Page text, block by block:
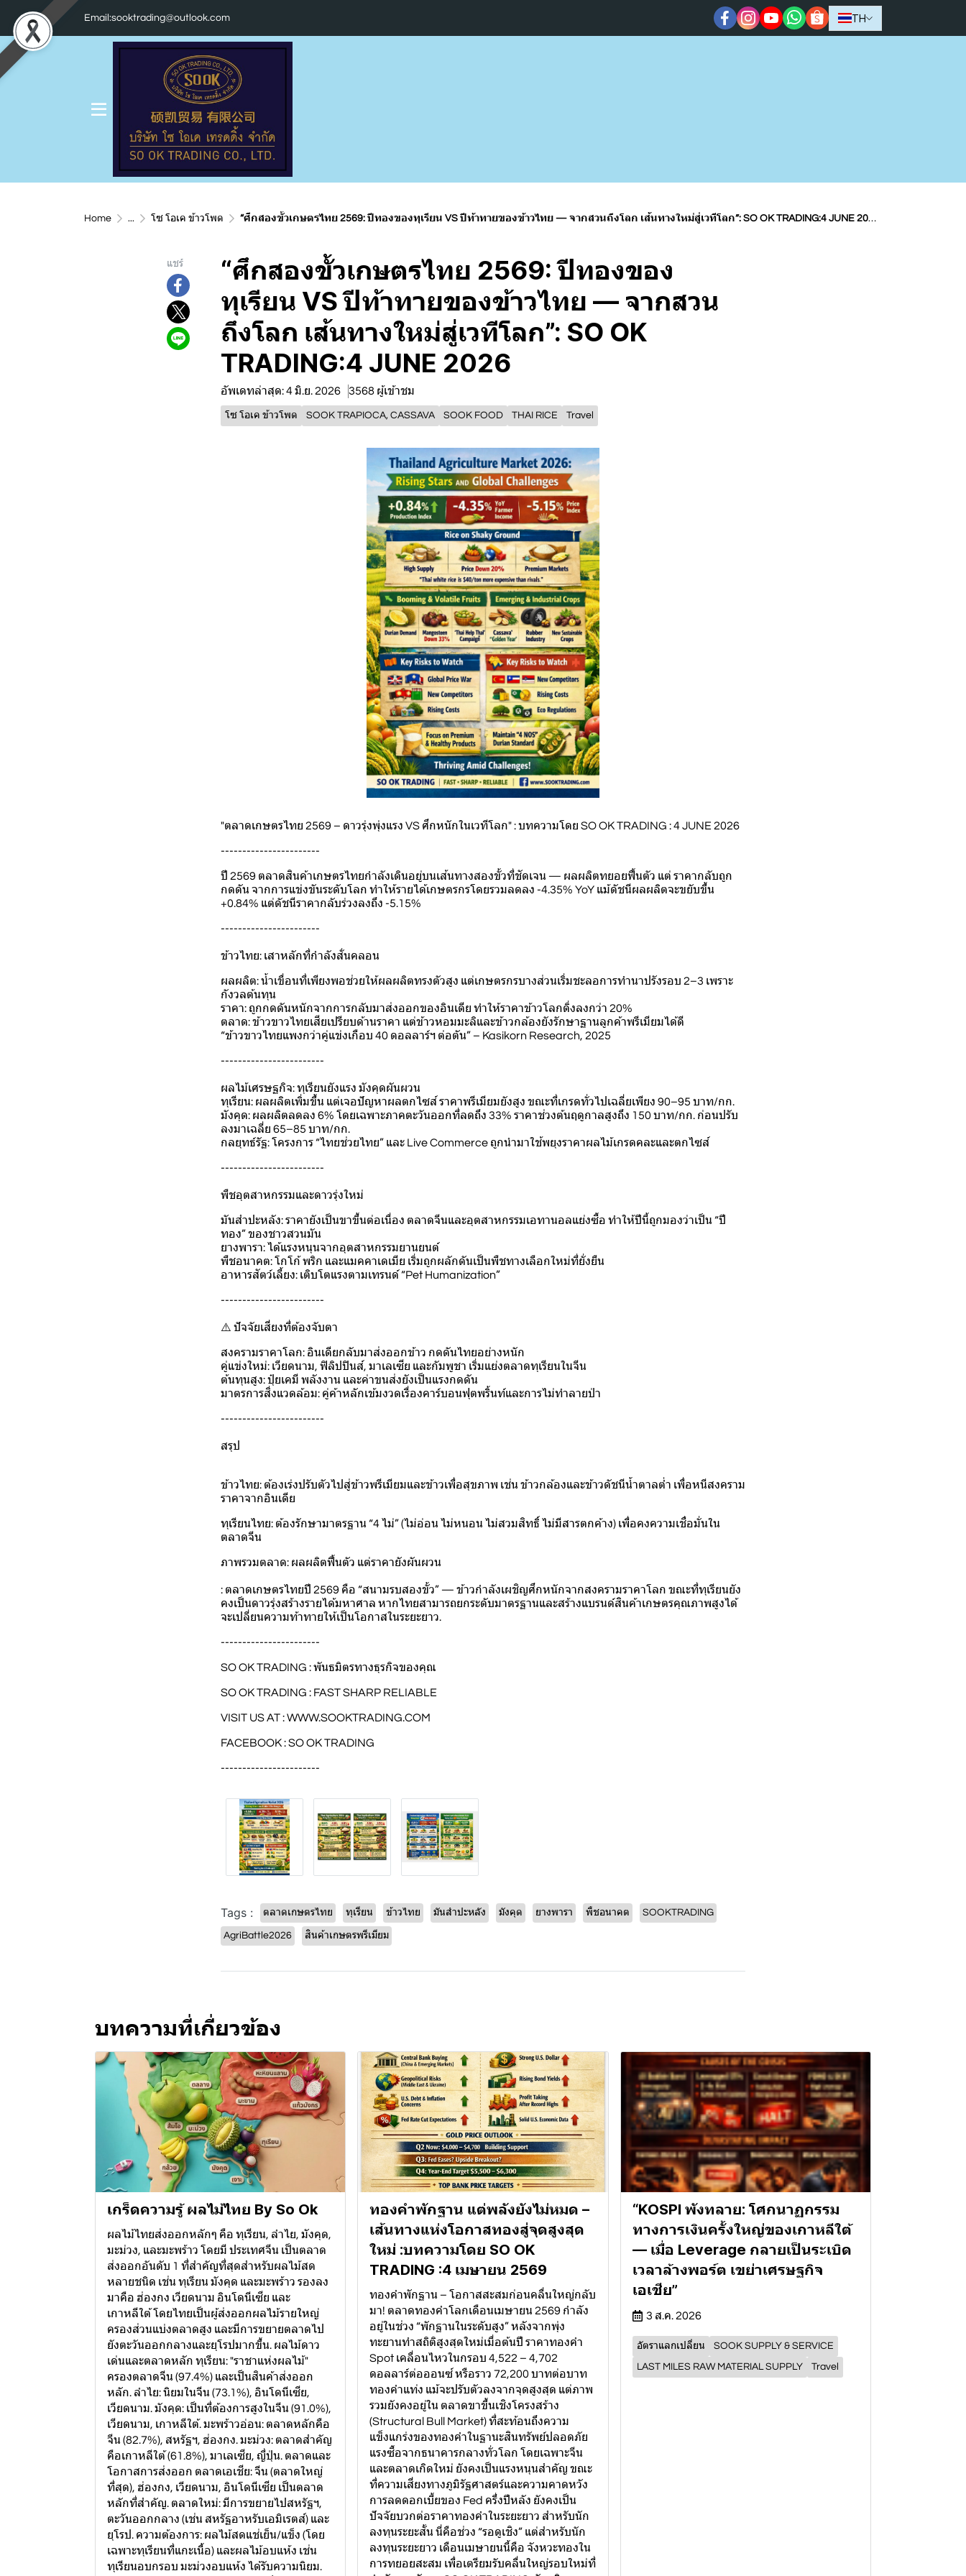
Email:sooktrading@outlook.com TH
Home ... โซ โอเค ข้าวโพด “ศึกสองขั้วเกษตรไทย 2569: ปีทองของทุเรียน VS ปีท้าทายของข้าวไทย — จากสวนถึงโลก เส้นทางใหม่สู่เวทีโลก”: SO OK TRADING:4 JUNE 2026
แชร์
“ศึกสองขั้วเกษตรไทย 2569: ปีทองของ
ทุเรียน VS ปีท้าทายของข้าวไทย — จากสวน
ถึงโลก เส้นทางใหม่สู่เวทีโลก”: SO OK
TRADING:4 JUNE 2026
อัพเดทล่าสุด: 4 มิ.ย. 2026 3568 ผู้เข้าชม
โซ โอเค ข้าวโพด SOOK TRAPIOCA, CASSAVA SOOK FOOD THAI RICE Travel
"ตลาดเกษตรไทย 2569 – ดาวรุ่งพุ่งแรง VS ศึกหนักในเวทีโลก" : บทความโดย SO OK TRADING : 4 JUNE 2026
-----------------------
ปี 2569 ตลาดสินค้าเกษตรไทยกำลังเดินอยู่บนเส้นทางสองขั้วที่ชัดเจน — ผลผลิตทยอยฟื้นตัว แต่ ราคากลับถูก
กดดัน จากการแข่งขันระดับโลก ทำให้รายได้เกษตรกรโดยรวมลดลง -4.35% YoY แม้ดัชนีผลผลิตจะขยับขึ้น
+0.84% แต่ดัชนีราคากลับร่วงลงถึง -5.15%
-----------------------
ข้าวไทย: เสาหลักที่กำลังสั่นคลอน
ผลผลิต: น้ำเขื่อนที่เพียงพอช่วยให้ผลผลิตทรงตัวสูง แต่เกษตรกรบางส่วนเริ่มชะลอการทำนาปรังรอบ 2–3 เพราะ
กังวลต้นทุน
ราคา: ถูกกดดันหนักจากการกลับมาส่งออกของอินเดีย ทำให้ราคาข้าวโลกดิ่งลงกว่า 20%
ตลาด: ข้าวขาวไทยเสียเปรียบด้านราคา แต่ข้าวหอมมะลิและข้าวกล้องยังรักษาฐานลูกค้าพรีเมียมได้ดี
“ข้าวขาวไทยแพงกว่าคู่แข่งเกือบ 40 ดอลลาร์ฯ ต่อตัน” – Kasikorn Research, 2025
------------------------
ผลไม้เศรษฐกิจ: ทุเรียนยังแรง มังคุดผันผวน
ทุเรียน: ผลผลิตเพิ่มขึ้น แต่เจอปัญหาผลตกไซส์ ราคาพรีเมียมยังสูง ขณะที่เกรดทั่วไปเฉลี่ยเพียง 90–95 บาท/กก.
มังคุด: ผลผลิตลดลง 6% โดยเฉพาะภาคตะวันออกที่ลดถึง 33% ราคาช่วงต้นฤดูกาลสูงถึง 150 บาท/กก. ก่อนปรับ
ลงมาเฉลี่ย 65–85 บาท/กก.
กลยุทธ์รัฐ: โครงการ “ไทยช่วยไทย” และ Live Commerce ถูกนำมาใช้พยุงราคาผลไม้เกรดคละและตกไซส์
------------------------
พืชอุตสาหกรรมและดาวรุ่งใหม่
มันสำปะหลัง: ราคายังเป็นขาขึ้นต่อเนื่อง ตลาดจีนและอุตสาหกรรมเอทานอลแย่งซื้อ ทำให้ปีนี้ถูกมองว่าเป็น “ปี
ทอง” ของชาวสวนมัน
ยางพารา: ได้แรงหนุนจากอุตสาหกรรมยานยนต์
พืชอนาคต: โกโก้ พริก และแมคคาเดเมีย เริ่มถูกผลักดันเป็นพืชทางเลือกใหม่ที่ยั่งยืน
อาหารสัตว์เลี้ยง: เติบโตแรงตามเทรนด์ “Pet Humanization”
------------------------
⚠️ ปัจจัยเสี่ยงที่ต้องจับตา
สงครามราคาโลก: อินเดียกลับมาส่งออกข้าว กดดันไทยอย่างหนัก
คู่แข่งใหม่: เวียดนาม, ฟิลิปปินส์, มาเลเซีย และกัมพูชา เริ่มแย่งตลาดทุเรียนในจีน
ต้นทุนสูง: ปุ๋ยเคมี พลังงาน และค่าขนส่งยังเป็นแรงกดดัน
มาตรการสิ่งแวดล้อม: คู่ค้าหลักเข้มงวดเรื่องคาร์บอนฟุตพริ้นท์และการไม่ทำลายป่า
------------------------
สรุป
ข้าวไทย: ต้องเร่งปรับตัวไปสู่ข้าวพรีเมียมและข้าวเพื่อสุขภาพ เช่น ข้าวกล้องและข้าวดัชนีน้ำตาลต่ำ เพื่อหนีสงคราม
ราคาจากอินเดีย
ทุเรียนไทย: ต้องรักษามาตรฐาน “4 ไม่” (ไม่อ่อน ไม่หนอน ไม่สวมสิทธิ์ ไม่มีสารตกค้าง) เพื่อคงความเชื่อมั่นใน
ตลาดจีน
ภาพรวมตลาด: ผลผลิตฟื้นตัว แต่ราคายังผันผวน
: ตลาดเกษตรไทยปี 2569 คือ “สนามรบสองขั้ว” — ข้าวกำลังเผชิญศึกหนักจากสงครามราคาโลก ขณะที่ทุเรียนยัง
คงเป็นดาวรุ่งสร้างรายได้มหาศาล หากไทยสามารถยกระดับมาตรฐานและสร้างแบรนด์สินค้าเกษตรคุณภาพสูงได้
จะเปลี่ยนความท้าทายให้เป็นโอกาสในระยะยาว.
-----------------------
SO OK TRADING : พันธมิตรทางธุรกิจของคุณ
SO OK TRADING : FAST SHARP RELIABLE
VISIT US AT :WWW.SOOKTRADING.COM
FACEBOOK : SO OK TRADING
-----------------------
Tags : ตลาดเกษตรไทย ทุเรียน ข้าวไทย มันสำปะหลัง มังคุด ยางพารา พืชอนาคต SOOKTRADING
AgriBattle2026 สินค้าเกษตรพรีเมียม
บทความที่เกี่ยวข้อง
เกร็ดความรู้ ผลไม้ไทย By So Ok
ผลไม้ไทยส่งออกหลักๆ คือ ทุเรียน, ลำไย, มังคุด,
มะม่วง, และมะพร้าว โดยมี ประเทศจีน เป็นตลาด
ส่งออกอันดับ 1 ที่สำคัญที่สุดสำหรับผลไม้สด
หลายชนิด เช่น ทุเรียน มังคุด และมะพร้าว รองลง
มาคือ ฮ่องกง เวียดนาม อินโดนีเซีย และ
เกาหลีใต้ โดยไทยเป็นผู้ส่งออกผลไม้รายใหญ่
ครองส่วนแบ่งตลาดสูง และมีการขยายตลาดไป
ยังตะวันออกกลางและยุโรปมากขึ้น. ผลไม้ดาว
เด่นและตลาดหลัก ทุเรียน: "ราชาแห่งผลไม้"
ครองตลาดจีน (97.4%) และเป็นสินค้าส่งออก
หลัก. ลำไย: นิยมในจีน (73.1%), อินโดนีเซีย,
เวียดนาม. มังคุด: เป็นที่ต้องการสูงในจีน (91.0%),
เวียดนาม, เกาหลีใต้. มะพร้าวอ่อน: ตลาดหลักคือ
จีน (82.7%), สหรัฐฯ, ฮ่องกง. มะม่วง: ตลาดสำคัญ
คือเกาหลีใต้ (61.8%), มาเลเซีย, ญี่ปุ่น. ตลาดและ
โอกาสการส่งออก ตลาดเอเชีย: จีน (ตลาดใหญ่
ที่สุด), ฮ่องกง, เวียดนาม, อินโดนีเซีย เป็นตลาด
หลักที่สำคัญ. ตลาดใหม่: มีการขยายไปสหรัฐฯ,
ตะวันออกกลาง (เช่น สหรัฐอาหรับเอมิเรตส์) และ
ยุโรป. ความต้องการ: ผลไม้สดแช่เย็น/แข็ง (โดย
เฉพาะทุเรียนที่แกะเนื้อ) และผลไม้อบแห้ง เช่น
ทุเรียนอบกรอบ มะม่วงอบแห้ง ได้รับความนิยม.
ทองคำพักฐาน แต่พลังยังไม่หมด –
เส้นทางแห่งโอกาสทองสู่จุดสูงสุด
ใหม่ :บทความโดย SO OK
TRADING :4 เมษายน 2569
ทองคำพักฐาน – โอกาสสะสมก่อนคลื่นใหญ่กลับ
มา! ตลาดทองคำโลกเดือนเมษายน 2569 กำลัง
อยู่ในช่วง “พักฐานในระดับสูง” หลังจากพุ่ง
ทะยานทำสถิติสูงสุดใหม่เมื่อต้นปี ราคาทองคำ
Spot เคลื่อนไหวในกรอบ 4,522 – 4,702
ดอลลาร์ต่อออนซ์ หรือราว 72,200 บาทต่อบาท
ทองคำแท่ง แม้จะปรับตัวลงจากจุดสูงสุด แต่ภาพ
รวมยังคงอยู่ใน ตลาดขาขึ้นเชิงโครงสร้าง
(Structural Bull Market) ที่สะท้อนถึงความ
แข็งแกร่งของทองคำในฐานะสินทรัพย์ปลอดภัย
แรงซื้อจากธนาคารกลางทั่วโลก โดยเฉพาะจีน
และตลาดเกิดใหม่ ยังคงเป็นแรงหนุนสำคัญ ขณะ
ที่ความเสี่ยงทางภูมิรัฐศาสตร์และความคาดหวัง
การลดดอกเบี้ยของ Fed ครึ่งปีหลัง ยังคงเป็น
ปัจจัยบวกต่อราคาทองคำในระยะยาว สำหรับนัก
ลงทุนระยะสั้น นี่คือช่วง “รอดูเชิง” แต่สำหรับนัก
ลงทุนระยะยาว เดือนเมษายนนี้คือ จังหวะทองใน
การทยอยสะสม เพื่อเตรียมรับคลื่นใหญ่รอบใหม่ที่
“KOSPI พังทลาย: โศกนาฏกรรม
ทางการเงินครั้งใหญ่ของเกาหลีใต้
— เมื่อ Leverage กลายเป็นระเบิด
เวลาล้างพอร์ต เขย่าเศรษฐกิจ
เอเชีย”
3 ส.ค. 2026
อัตราแลกเปลี่ยน SOOK SUPPLY & SERVICE
LAST MILES RAW MATERIAL SUPPLY Travel